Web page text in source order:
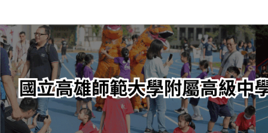
轉
至
主
內
容